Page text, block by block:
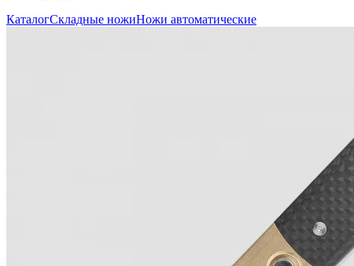
КаталогСкладные ножиНожи автоматические